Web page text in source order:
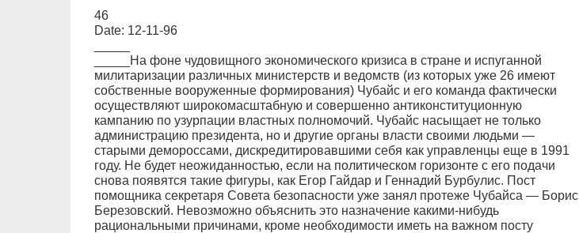
46
Date: 12-11-96
_____На фоне чудовищного экономического кризиса в стране и испуганной
милитаризации различных министерств и ведомств (из которых уже 26 имеют
собственные вооруженные формирования) Чубайс и его команда фактически
осуществляют широкомасштабную и совершенно антиконституционную
кампанию по узурпации властных полномочий. Чубайс насыщает не только
администрацию президента, но и другие органы власти своими людьми —
старыми демороссами, дискредитировавшими себя как управленцы еще в 1991
году. Не будет неожиданностью, если на политическом горизонте с его подачи
снова появятся такие фигуры, как Егор Гайдар и Геннадий Бурбулис. Пост
помощника секретаря Совета безопасности уже занял протеже Чубайса — Борис
Березовский. Невозможно объяснить это назначение какими-нибудь
рациональными причинами, кроме необходимости иметь на важном посту